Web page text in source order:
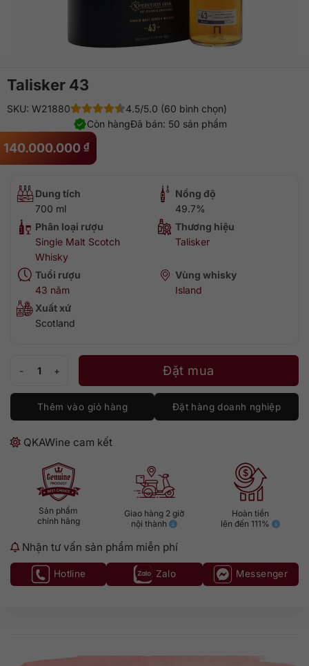
Talisker 43
140.000.000 ₫
SKU: W21880
4.5/5.0 (60 bình chọn)
Đã bán: 50 sản phẩm
Còn hàng
Dung tích
700 ml
Nồng độ
49.7%
Phân loại rượu
Single Malt Scotch
Whisky
Thương hiệu
Talisker
Tuổi rượu
43 năm
Vùng whisky
Island
Xuất xứ
Scotland
Đặt mua
Thêm vào giỏ hàng Đặt hàng doanh nghiệp
QKAWine cam kết
Sản phẩm
chính hãng
Giao hàng 2 giờ
nội thành
Hoàn tiền
lên đến 111%
Nhận tư vấn sản phẩm miễn phí
Hotline Zalo Messenger